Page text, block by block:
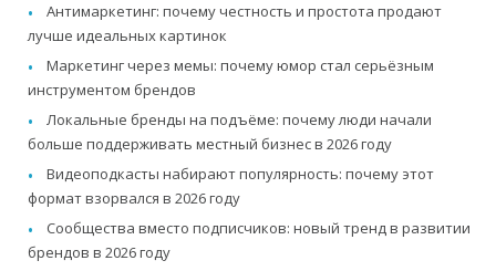
Антимаркетинг: почему честность и простота продают
лучше идеальных картинок
Маркетинг через мемы: почему юмор стал серьёзным
инструментом брендов
Локальные бренды на подъёме: почему люди начали
больше поддерживать местный бизнес в 2026 году
Видеоподкасты набирают популярность: почему этот
формат взорвался в 2026 году
Сообщества вместо подписчиков: новый тренд в развитии
брендов в 2026 году